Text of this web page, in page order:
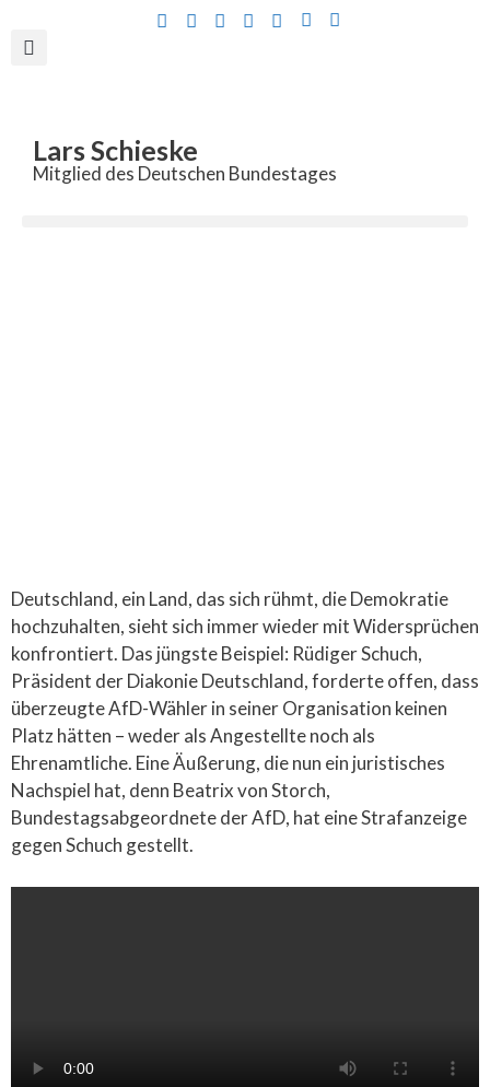
Lars Schieske
Mitglied des Deutschen Bundestages
Deutschland, ein Land, das sich rühmt, die Demokratie
hochzuhalten, sieht sich immer wieder mit Widersprüchen
konfrontiert. Das jüngste Beispiel: Rüdiger Schuch,
Präsident der Diakonie Deutschland, forderte offen, dass
überzeugte AfD-Wähler in seiner Organisation keinen
Platz hätten – weder als Angestellte noch als
Ehrenamtliche. Eine Äußerung, die nun ein juristisches
Nachspiel hat, denn Beatrix von Storch,
Bundestagsabgeordnete der AfD, hat eine Strafanzeige
gegen Schuch gestellt.